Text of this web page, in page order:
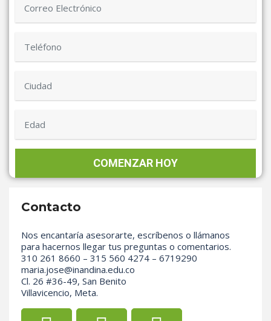
Contacto
Nos encantaría asesorarte, escríbenos o llámanos
para hacernos llegar tus preguntas o comentarios.
310 261 8660 – 315 560 4274 – 6719290
maria.jose@inandina.edu.co
Cl. 26 #36-49, San Benito
Villavicencio, Meta.